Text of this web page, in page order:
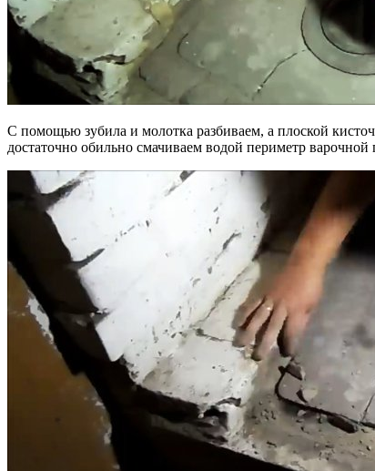
С помощью зубила и молотка разбиваем, а плоской
достаточно обильно смачиваем водой периметр